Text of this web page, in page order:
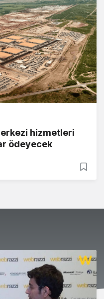
hizmetleri
ödeyecek